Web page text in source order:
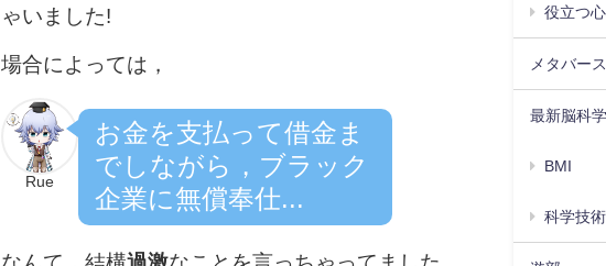
ゃいました!
場合によっては，
Rue
お金を支払って借金ま
でしながら，ブラック
企業に無償奉仕...
役立つ
メタバース
最新脳科学
BMI
科学技